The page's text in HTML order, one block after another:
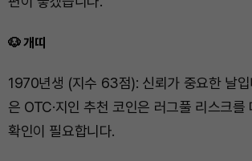
🐶 개띠
1970년생 (지수 63점): 신뢰가 중요한 날
은 OTC·지인 추천 코인은 러그풀 리스크를
확인이 필요합니다.